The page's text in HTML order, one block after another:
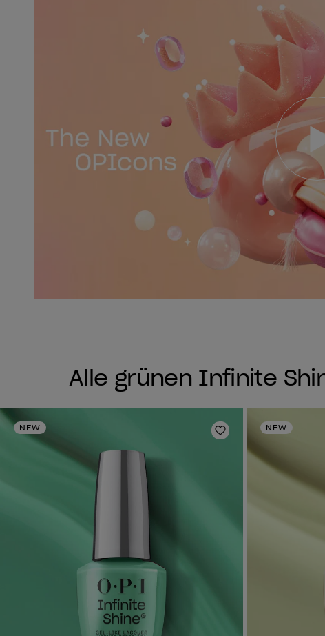
Alle grünen Infinite
NEW
Zur Wunschliste
NEW